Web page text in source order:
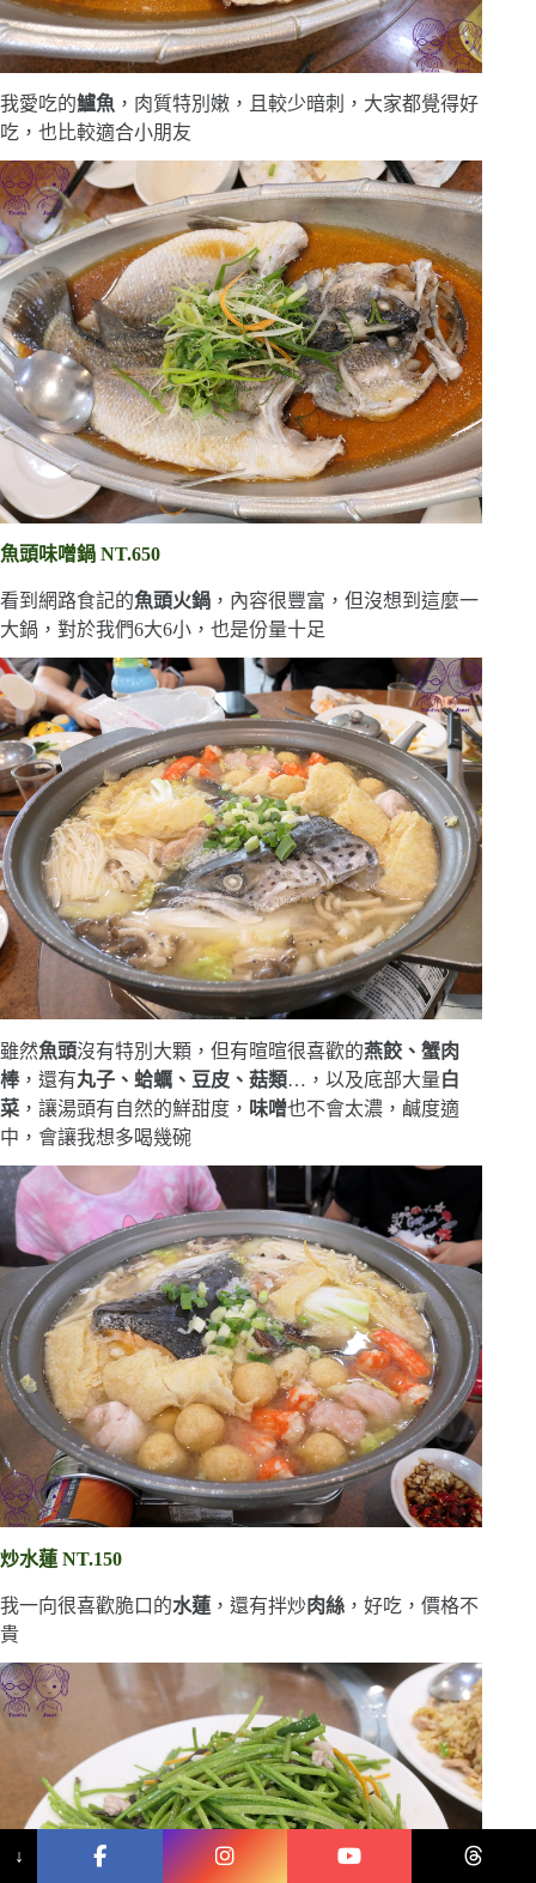
我愛吃的鱸魚 ，肉質特別嫩，且較少暗刺，大家都覺得好
吃，也比較適合小朋友
魚頭味噌鍋 NT.650
看到網路食記的魚頭火鍋 ，內容很豐富，但沒想到這麼一
大鍋，對於我們6大6小，也是份量十足
雖然魚頭沒有特別大顆，但有暄暄很喜歡的燕餃、蟹肉
棒，還有丸子、蛤蠣、豆皮、菇類…，以及底部大量白
菜 ，讓湯頭有自然的鮮甜度， 味噌也不會太濃，鹹度適
中，會讓我想多喝幾碗
炒水蓮 NT.150
我一向很喜歡脆口的水蓮 ，還有拌炒肉絲 ，好吃，價格不
貴
↓